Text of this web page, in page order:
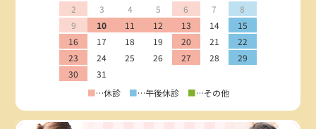
2
3 4 5 6 7
8
9
10 11 12 13 14
15
16
17 18 19 20 21
22
23
24 25 26 27 28
29
30
31
■…休診 ■…午後休診 ■…その他